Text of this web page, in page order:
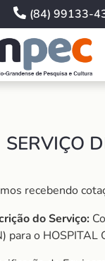
(84) 99133-
SERVIÇO
recebendo
do Serviço:
para o HOSPITAL